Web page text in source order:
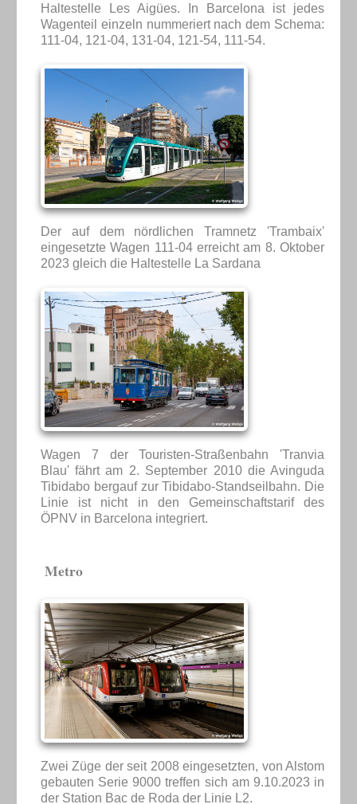
Haltestelle Les Aigües. In Barcelona ist jedes
Wagenteil einzeln nummeriert nach dem Schema:
111-04, 121-04, 131-04, 121-54, 111-54.
Der auf dem nördlichen Tramnetz 'Trambaix'
eingesetzte Wagen 111-04 erreicht am 8. Oktober
2023 gleich die Haltestelle La Sardana
Wagen 7 der Touristen-Straßenbahn 'Tranvia
Blau' fährt am 2. September 2010 die Avinguda
Tibidabo bergauf zur Tibidabo-Standseilbahn. Die
Linie ist nicht in den Gemeinschaftstarif des
ÖPNV in Barcelona integriert.
Metro
Zwei Züge der seit 2008 eingesetzten, von Alstom
gebauten Serie 9000 treffen sich am 9.10.2023 in
der Station Bac de Roda der Linie L2.